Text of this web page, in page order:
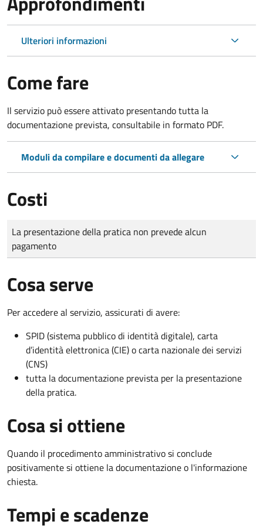
Ulteriori informazioni
Come fare
Il servizio può essere attivato presentando tutta la
documentazione prevista, consultabile in formato PDF.
Moduli da compilare e documenti da allegare
Costi
Tipo di pagamento
Importo
La presentazione della pratica non prevede alcun
pagamento
Cosa serve
Per accedere al servizio, assicurati di avere:
SPID (sistema pubblico di identità digitale), carta
d’identità elettronica (CIE) o carta nazionale dei servizi
(CNS)
tutta la documentazione prevista per la presentazione
della pratica.
Cosa si ottiene
Quando il procedimento amministrativo si conclude
positivamente si ottiene la documentazione o l'informazione
chiesta.
Tempi e scadenze